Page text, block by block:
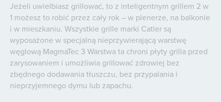
Jeżeli uwielbiasz grillować, to z inteligentnym grillem 2 w
1 możesz to robić przez cały rok – w plenerze, na balkonie
i w mieszkaniu. Wszystkie grille marki Catler są
wyposażone w specjalną nieprzywierającą warstwę
węglową MagmaTec 3 Warstwa ta chroni płyty grilla przed
zarysowaniem i umożliwia grillować zdrowiej bez
zbędnego dodawania tłuszczu, bez przypalania i
nieprzyjemnego dymu lub zapachu.